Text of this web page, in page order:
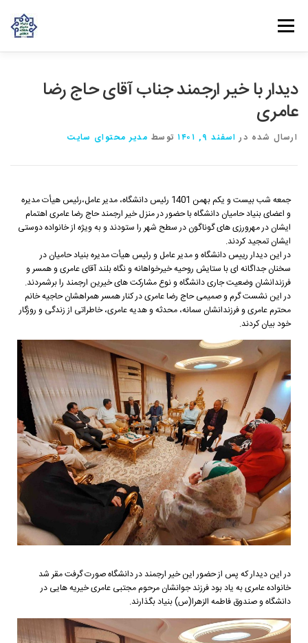
فهرست
دیدار با خیر ارجمند جناب آقای حاج رضا
عامری
ارسال شده در اسفند ۹, ۱۴۰۱ توسط مدیر محتوای سایت
جمعه شب بیست و یکم بهمن 1401 رئیس دانشگاه، مدیر عامل،رئیس هیأت مدیره
و اعضای بنیاد حامیان دانشگاه با حضور در منزل خیر ارجمند حاج رضا عامری اهتمام
ایشان در مهرورزی های گوناگون در سطح شهر را ستودند و به ویژه از خانواده دوستی
ایشان تمجید کردند.
در این دیدار رییس دانشگاه و مدیر عامل و رئیس هیأت مدیره بنیاد حامیان در
سخنان جداگانه ای با ستایش روحیه خیرخواهانه و نگاه بلند آقای عامری و همسر و
فرزندانشان وضعیت جاری دانشگاه و نوع مشارکت های خیرین ارجمند را برشمردند.
در این نشست گرم و صمیمی حاج رضا عامری در کنار همسر همراهشان حاجیه خانم
محترم عامری و فرزندانشان سمانه، محدثه و هدیه عامری، خاطراتی از زندگی و روزگار
خود بیان کردند.
در این دیدار که پس از حضور این خیر ارجمند در دانشگاه صورت گرفت مقر شد
خانواده عامری به یاد بود فرزند جوانشان مرحوم مجتبی عامری خیریه هایی در
دانشگاه و صندوق فاطمه الزهرا(س) بنیاد بگذارند.